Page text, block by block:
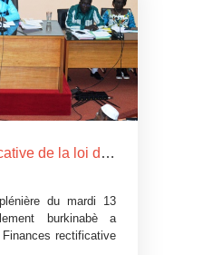
Loi de Finances rectificative de la loi de Finances pour l’exécution du budget 2018: Un réajustement pour tenir compte du contexte difficile
du mardi 13
burkinabè a
rectificative